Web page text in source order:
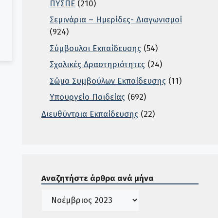
ΠΥΣΠΕ(210)
Σεμινάρια – Ημερίδες- Διαγωνισμοί
(924)
Σύμβουλοι Εκπαίδευσης (54)
Σχολικές Δραστηριότητες (24)
Σώμα Συμβούλων Εκπαίδευσης (11)
Υπουργείο Παιδείας (692)
Διευθύντρια Εκπαίδευσης (22)
Αναζητήστε άρθρα ανά μήνα
Ιστορικό